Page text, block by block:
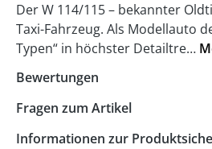
Der W 114/115 – bekannter
Taxi-Fahrzeug. Als Modellauto
Typen“ in höchster Detailtre…
Bewertungen
Fragen zum Artikel
Informationen zur